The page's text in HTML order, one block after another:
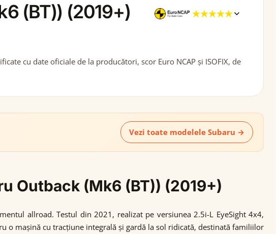
(BT)) (2019+)
cu date oficiale de la producători, scor Euro NCAP și ISOFIX, de
Vezi toate modelele Subaru →
Outback (Mk6 (BT)) (2019+)
allroad. Testul din 2021, realizat pe versiunea 2.5i-L EyeSight 4x4,
o mașină cu tracțiune integrală și gardă la sol ridicată, destinată familiilor